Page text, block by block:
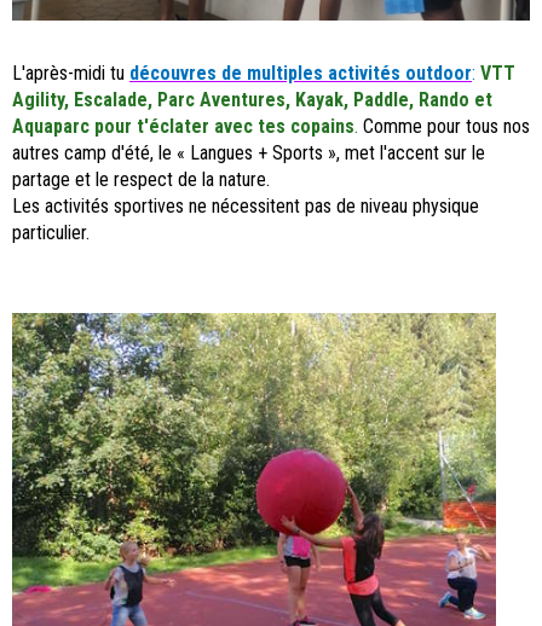
L'après-midi tu découvres de multiples activités outdoor: VTT
Agility, Escalade, Parc Aventures, Kayak, Paddle, Rando et
Aquaparc pour t'éclater avec tes copains. Comme pour tous nos
autres camp d'été, le « Langues + Sports », met l'accent sur le
partage et le respect de la nature.
Les activités sportives ne nécessitent pas de niveau physique
particulier.